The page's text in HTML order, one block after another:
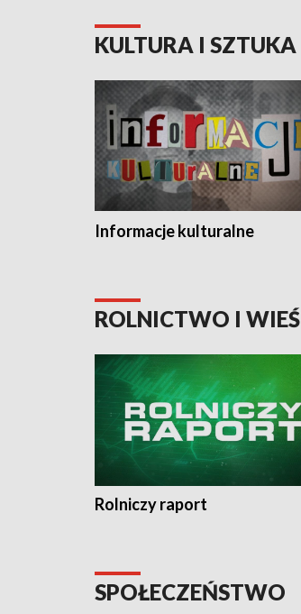
KULTURA I SZTUKA
Informacje kulturalne
ROLNICTWO I WIEŚ
Rolniczy raport
SPOŁECZEŃSTWO